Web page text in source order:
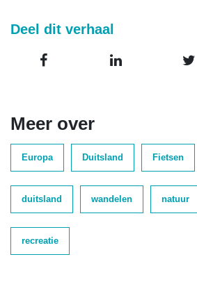
Deel dit verhaal
Meer over
Europa Duitsland Fietsen
duitsland wandelen natuur
recreatie